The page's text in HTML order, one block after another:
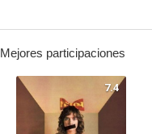
Mejores participaciones
7.4